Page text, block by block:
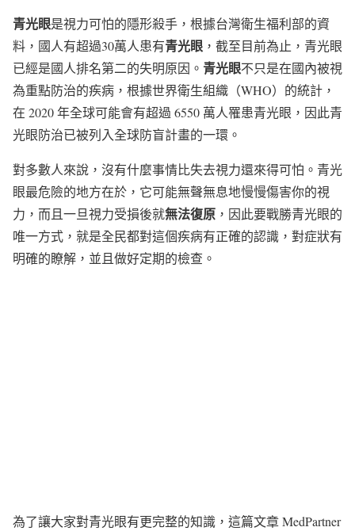
青光眼是視力可怕的隱形殺手，根據台灣衛生福利部的資
料，國人有超過30萬人患有青光眼 ，截至目前為止，青光眼
已經是國人排名第二的失明原因。 青光眼不只是在國內被視
為重點防治的疾病，根據世界衛生組織（WHO）的統計，
在 2020 年全球可能會有超過 6550 萬人罹患青光眼，因此青
光眼防治已被列入全球防盲計畫的一環。
對多數人來說，沒有什麼事情比失去視力還來得可怕。青光
眼最危險的地方在於，它可能無聲無息地慢慢傷害你的視
力，而且一旦視力受損後就無法復原 ，因此要戰勝青光眼的
唯一方式，就是全民都對這個疾病有正確的認識，對症狀有
明確的瞭解，並且做好定期的檢查。
為了讓大家對青光眼有更完整的知識，這篇文章 MedPartner